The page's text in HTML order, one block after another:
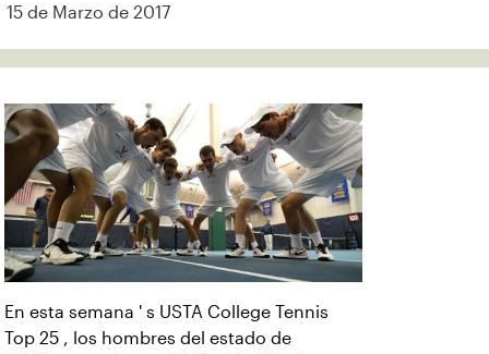
15 de Marzo de 2017
En esta semana ' s USTA College Tennis
Top 25 , los hombres del estado de